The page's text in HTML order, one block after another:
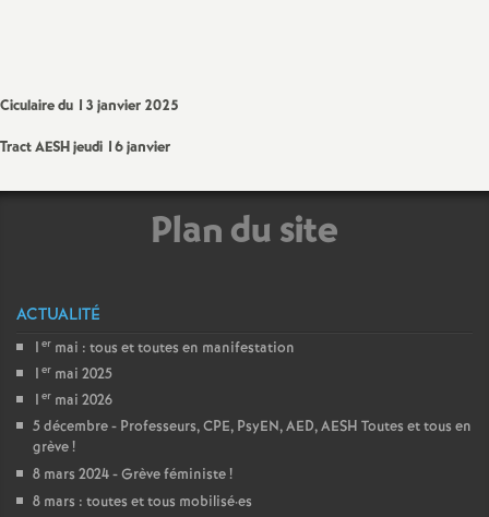
a
d
Ciculaire du 13 janvier 2025
Tract AESH jeudi 16 janvier
Plan du site
ACTUALITÉ
1 er mai : tous et toutes en manifestation
1 er mai 2025
1 er mai 2026
5 décembre - Professeurs, CPE, PsyEN, AED, AESH Toutes et tous en
grève!
8 mars 2024 - Grève féministe!
8 mars : toutes et tous mobilisé·es